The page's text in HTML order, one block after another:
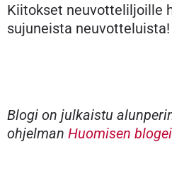
Kiitokset neuvotteliljoille
sujuneista neuvotteluista!
Blogi on julkaistu
ohjelman Huomisen